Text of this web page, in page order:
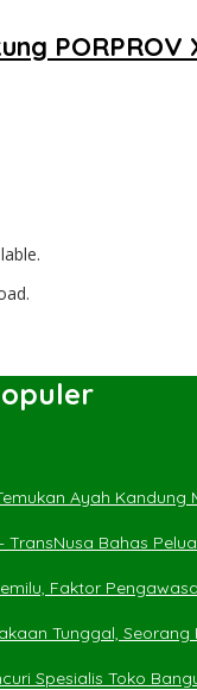
Ayah Kandung
TransNusa Bahas
Faktor
Tunggal,
Spesialis Toko